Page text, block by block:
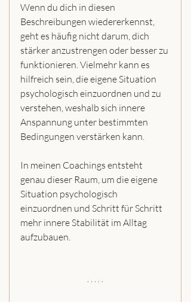
Wenn du dich in diesen
Beschreibungen wiedererkennst,
geht es häufig nicht darum, dich
stärker anzustrengen oder besser zu
funktionieren. Vielmehr kann es
hilfreich sein, die eigene Situation
psychologisch einzuordnen und zu
verstehen, weshalb sich innere
Anspannung unter bestimmten
Bedingungen verstärken kann.
In meinen Coachings entsteht
genau dieser Raum, um die eigene
Situation psychologisch
einzuordnen und Schritt für Schritt
mehr innere Stabilität im Alltag
aufzubauen.